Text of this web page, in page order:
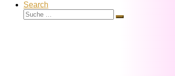
Search
Suche
Suche